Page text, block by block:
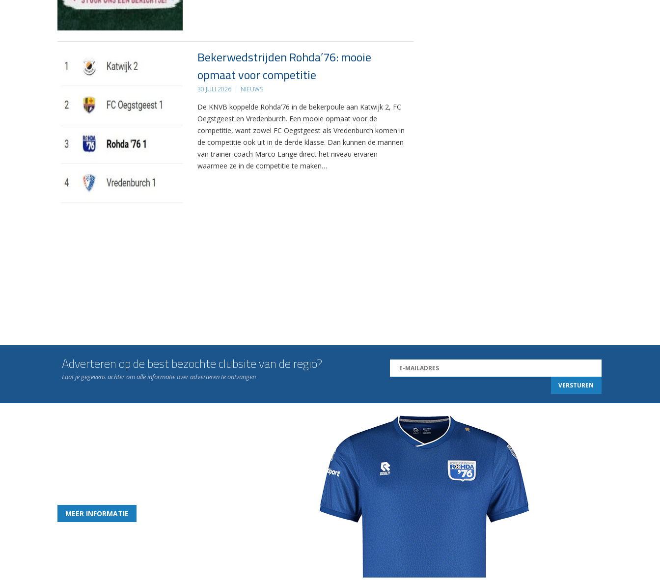
Bekerwedstrijden Rohda’76: mooie
opmaat voor competitie
30 JULI 2026 | NIEUWS
De KNVB koppelde Rohda’76 in de bekerpoule aan Katwijk 2, FC
Oegstgeest en Vredenburch. Een mooie opmaat voor de
competitie, want zowel FC Oegstgeest als Vredenburch komen in
de competitie ook uit in de derde klasse. Dan kunnen de mannen
van trainer-coach Marco Lange direct het niveau ervaren
waarmee ze in de competitie te maken…
Adverteren op de best bezochte clubsite van de regio?
Laat je gegevens achter om alle informatie over adverteren te ontvangen
MEER INFORMATIE